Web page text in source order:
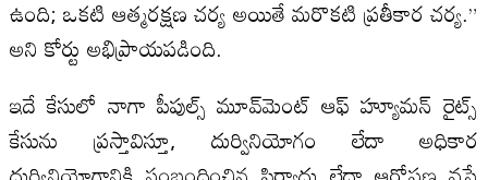
ఉంది; ఒకటి ఆత్మరక్షణ చర్య అయితే మరొకటి ప్రతీకార చర్య.”
అని కోర్టు అభిప్రాయపడింది.
ఇదే కేసులో నాగా పీపుల్స్ మూవ్‌మెంట్ ఆఫ్ హ్యూమన్ రైట్స్
కేసును ప్రస్తావిస్తూ, దుర్వినియోగం లేదా అధికార